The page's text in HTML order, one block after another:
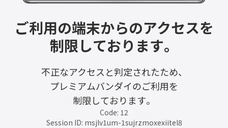
ご利用の端末からのアクセスを
制限しております。
不正なアクセスと判定されたため、
プレミアムバンダイのご利用を
制限しております。
Code: 12
Session ID: msjlv1um-1sujrzmoxexiitel8